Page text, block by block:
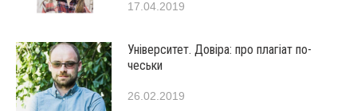
17.04.2019
Університет. Довіра: про плагіат по-
чеськи
26.02.2019